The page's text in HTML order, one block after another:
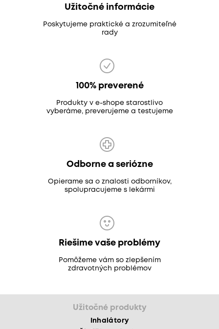
Užitočné informácie
Poskytujeme praktické a zrozumiteľné
rady
100% preverené
Produkty v e-shope starostlivo
vyberáme, preverujeme a testujeme
Odborne a seriózne
Opierame sa o znalosti odborníkov,
spolupracujeme s lekármi
Riešime vaše problémy
Pomôžeme vám so zlepšením
zdravotných problémov
Užitočné produkty
Inhalátory